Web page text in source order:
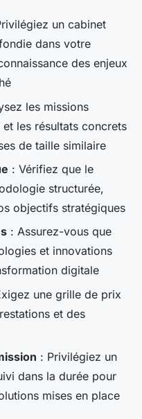
un cabinet
dans votre
des enjeux
les missions
les résultats concrets
de taille similaire
: Vérifiez que le
structurée,
objectifs stratégiques
: Assurez-vous que
et innovations
digitale
une grille de prix
et des
: Privilégiez un
dans la durée pour
mises en place